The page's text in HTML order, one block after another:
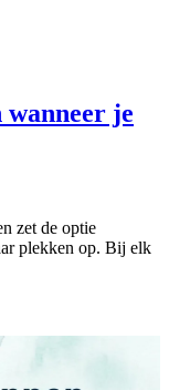
je
zet de optie
plekken op. Bij elk